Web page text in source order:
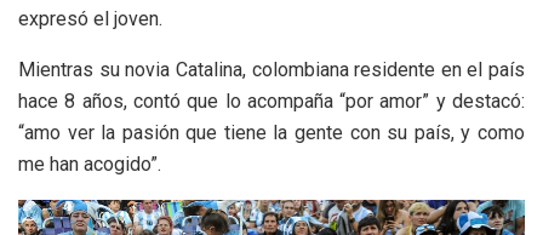
expresó el joven.
Mientras su novia Catalina, colombiana residente en el país
hace 8 años, contó que lo acompaña “por amor” y destacó:
“amo ver la pasión que tiene la gente con su país, y como
me han acogido”.